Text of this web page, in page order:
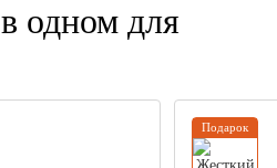
одном для
Подарок